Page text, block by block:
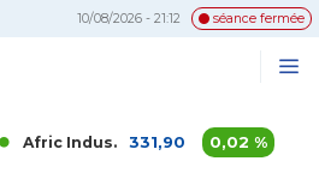
10/08/2026 - 21:12 séance fermée
Indus. 331,90 0,02 %